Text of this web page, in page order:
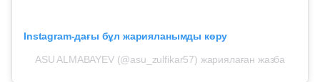
Instagram-дағы бұл жарияланымды көру
ASU ALMABAYEV (@asu_zulfikar57) жариялаған жазба